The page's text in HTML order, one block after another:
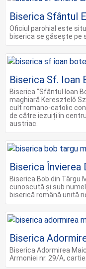
Biserica Sfântul
Oficiul parohial este
biserica se găsește pe
Biserica Sf. Ioan
Biserica "Sfântul Ioan
maghiară Keresztelő
cult romano-catolic
de către iezuiți în
austriac.
Biserica Învierea
Biserica Bob din Târgu
cunoscută și sub
biserică română unită
Biserica
Biserica Adormirea
Armoniei nr. 29/A,